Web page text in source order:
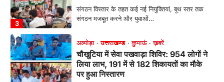
4
तड़ागताल में आयोजित सेवा पखवाड़ा शिविर में 954 लोगों
ने किया प्रतिभाग जिलाधिकारी अंशुल सिंह…
अल्मोड़ा उत्तराखण्ड कुमाऊं ख़बरें
मानिला देवी मंदिर में श्रीमद्भागवत कथा के चतुर्थ
दिवस धूमधाम से मनाया गया श्रीकृष्ण जन्मोत्सव,
राज्य मंत्री कैलाश पंत ने किया कथा श्रवण